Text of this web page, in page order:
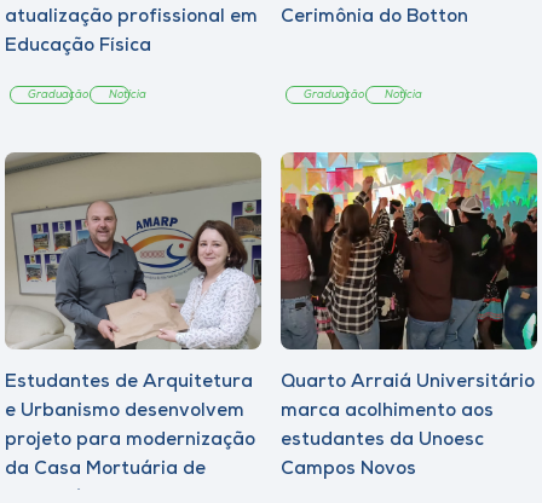
atualização profissional em
Educação Física
Graduação Notícia
Cerimônia do Botton
Graduação Notícia
Estudantes de Arquitetura
e Urbanismo desenvolvem
projeto para modernização
da Casa Mortuária de
Quarto Arraiá Universitário
marca acolhimento aos
estudantes da Unoesc
Campos Novos